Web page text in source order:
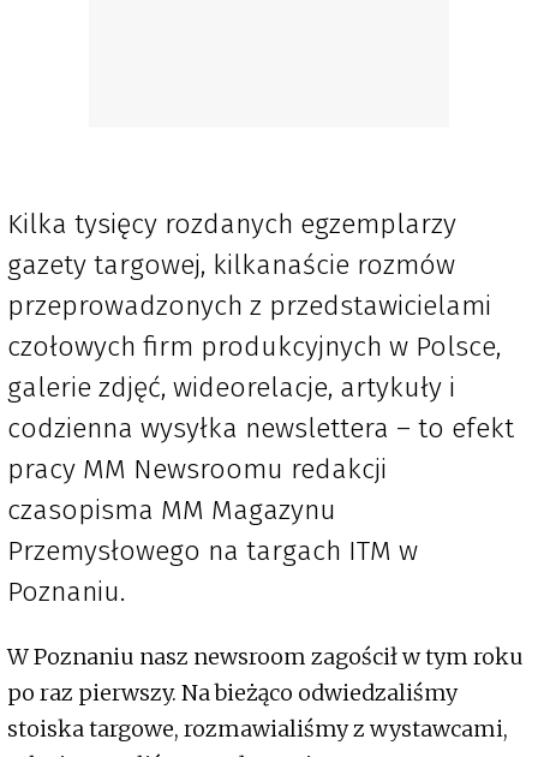
Kilka tysięcy rozdanych egzemplarzy
gazety targowej, kilkanaście rozmów
przeprowadzonych z przedstawicielami
czołowych firm produkcyjnych w Polsce,
galerie zdjęć, wideorelacje, artykuły i
codzienna wysyłka newslettera – to efekt
pracy MM Newsroomu redakcji
czasopisma MM Magazynu
Przemysłowego na targach ITM w
Poznaniu.
W Poznaniu nasz newsroom zagościł w tym roku
po raz pierwszy. Na bieżąco odwiedzaliśmy
stoiska targowe, rozmawialiśmy z wystawcami,